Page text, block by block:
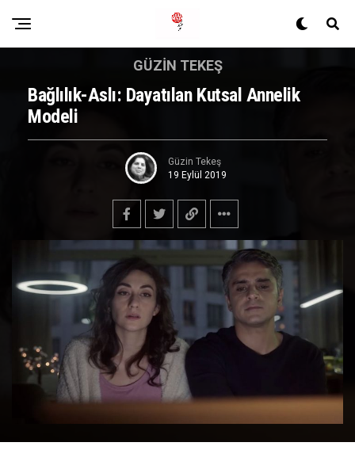
GÜZIN TEKEŞ
Bağlılık-Aslı: Dayatılan Kutsal Annelik
Modeli
Güzin Tekeş
19 Eylül 2019